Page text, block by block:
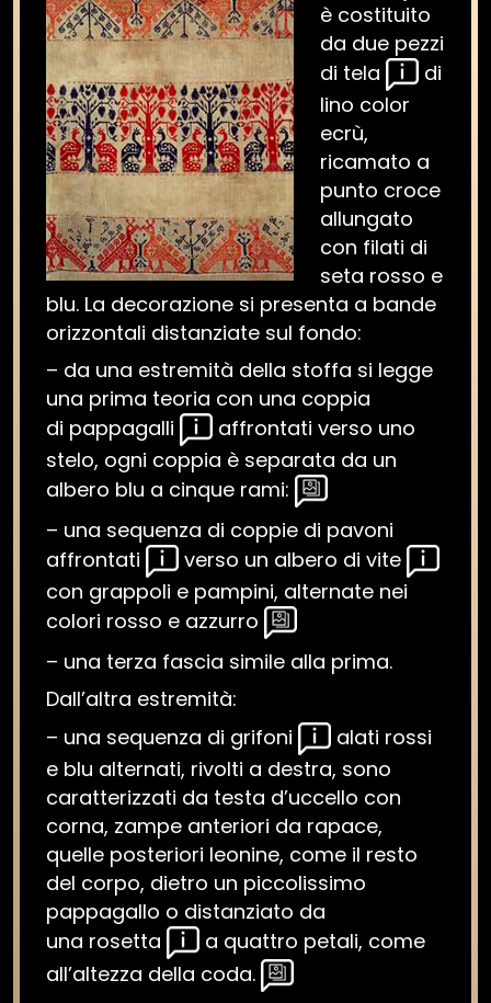
è costituito
da due pezzi
di tela
di
lino color
ecrù,
ricamato a
punto croce
allungato
con filati di
seta rosso e
blu. La decorazione si presenta a bande
orizzontali distanziate sul fondo:
– da una estremità della stoffa si legge
una prima teoria con una coppia
di pappagalli
affrontati verso uno
stelo, ogni coppia è separata da un
albero blu a cinque rami:
– una sequenza di coppie di pavoni
affrontati
verso un albero di vite
con grappoli e pampini, alternate nei
colori rosso e azzurro
– una terza fascia simile alla prima.
Dall’altra estremità:
– una sequenza di grifoni
alati rossi
e blu alternati, rivolti a destra, sono
caratterizzati da testa d’uccello con
corna, zampe anteriori da rapace,
quelle posteriori leonine, come il resto
del corpo, dietro un piccolissimo
pappagallo o distanziato da
una rosetta
a quattro petali, come
all’altezza della coda.